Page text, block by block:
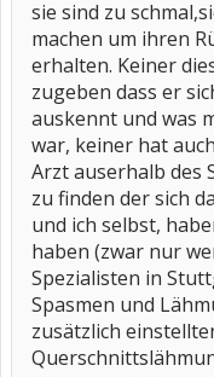
sie sind zu
machen um ihren
erhalten. Keiner
zugeben dass er
auskennt und was
war, keiner hat
Arzt auserhalb des
zu finden der sich
und ich selbst,
haben (zwar nur
Spezialisten in
Spasmen und
zusätzlich